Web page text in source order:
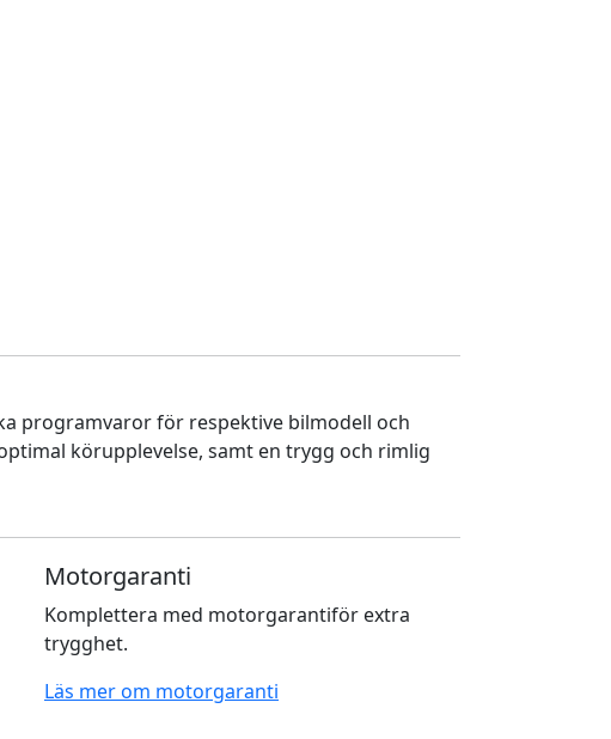
programvaror för respektive bilmodell och
körupplevelse, samt en trygg och rimlig
Motorgaranti
Komplettera med motorgarantiför extra
trygghet.
Läs mer om motorgaranti